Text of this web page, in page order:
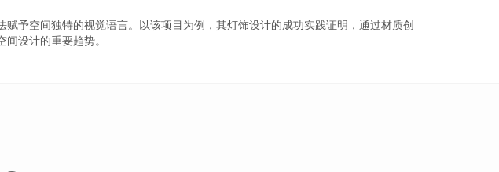
予空间独特的视觉语言。以该项目为例，其灯饰设计的成功实践证明，通过材质创
设计的重要趋势。